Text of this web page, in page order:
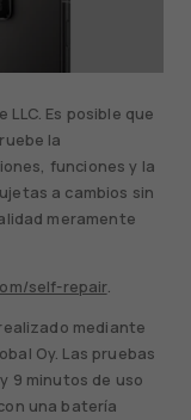
Es posible que
la
funciones y la
a cambios sin
meramente
self-repair.
mediante
Oy. Las pruebas
9 minutos de uso
una batería